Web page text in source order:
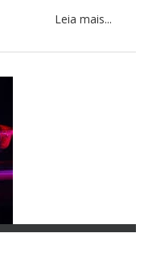
Leia mais...